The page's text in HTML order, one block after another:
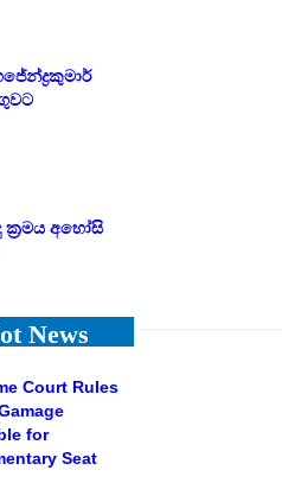
ක්‍රමය අහෝසි
News
Court Rules
for
Seat